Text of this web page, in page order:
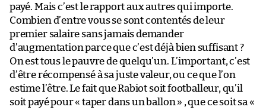
payé. Mais c’est le rapport aux autres qui importe.
Combien d’entre vous se sont contentés de leur
premier salaire sans jamais demander
d’augmentation parce que c’est déjà bien suffisant ?
On est tous le pauvre de quelqu’un. L’important, c’est
d’être récompensé à sa juste valeur, ou ce que l’on
estime l’être. Le fait que Rabiot soit footballeur, qu’il
soit payé pour « taper dans un ballon » , que ce soit sa «